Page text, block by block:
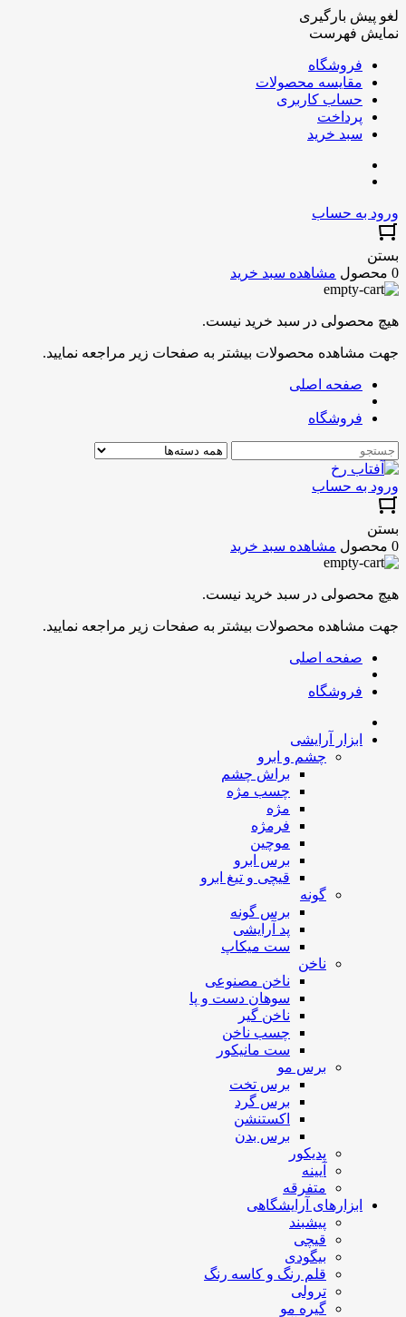
لغو پیش بارگیری
نمایش فهرست
فروشگاه
مقایسه محصولات
حساب کاربری
پرداخت
سبد خرید
ورود به حساب
بستن
0 محصول
مشاهده سبد خرید
هیچ محصولی در سبد خرید نیست.
جهت مشاهده محصولات بیشتر به صفحات زیر مراجعه نمایید.
صفحه اصلی
فروشگاه
ورود به حساب
بستن
0 محصول
مشاهده سبد خرید
هیچ محصولی در سبد خرید نیست.
جهت مشاهده محصولات بیشتر به صفحات زیر مراجعه نمایید.
صفحه اصلی
فروشگاه
ابزار آرایشی
چشم و ابرو
براش چشم
چسب مژه
مژه
فرمژه
موچین
برس ابرو
قیچی و تیغ ابرو
گونه
برس گونه
پد آرایشی
ست میکاپ
ناخن
ناخن مصنوعی
سوهان دست و پا
ناخن گیر
چسب ناخن
ست مانیکور
برس مو
برس تخت
برس گرد
اکستنشن
برس بدن
پدیکور
آیینه
متفرقه
ابزارهای آرایشگاهی
پیشبند
قیچی
بیگودی
قلم رنگ و کاسه رنگ
ترولی
گیره مو